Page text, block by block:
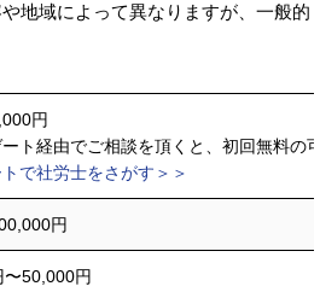
地域によって異なりますが、一般的
円
ト経由でご相談を頂くと、初回無料の
で社労士をさがす＞＞
円
50,000円